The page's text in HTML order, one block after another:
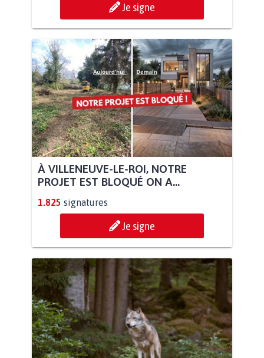
Je signe
À VILLENEUVE-LE-ROI, NOTRE
PROJET EST BLOQUÉ ON A...
1.825 signatures
Je signe